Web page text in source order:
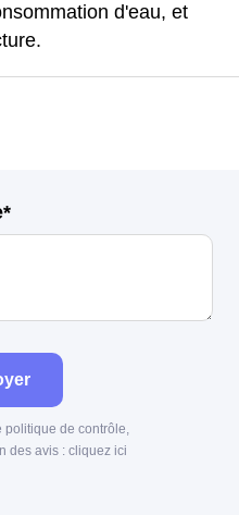
d'eau, et
politique de contrôle,
des avis : cliquez ici